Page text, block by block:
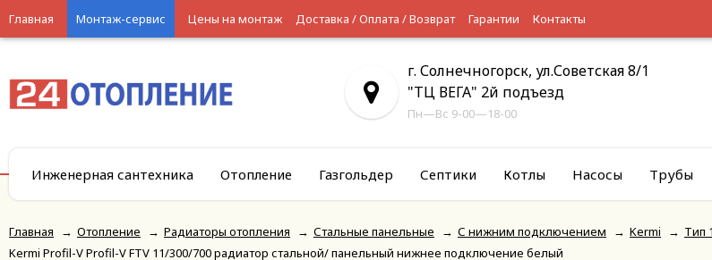
Главная Монтаж-сервис Цены на монтаж Доставка / Оплата / Возврат Гарантии Контакты
г. Солнечногорск, ул.Советская 8/1
"ТЦ ВЕГА" 2й подъезд
Пн—Вс 9-00—18-00
Инженерная сантехника Отопление Газгольдер Септики Котлы Насосы Трубы
Главная → Отопление → Радиаторы отопления → Стальные панельные → С нижним подключением → Kermi → Тип
Kermi Profil-V Profil-V FTV 11/300/700 радиатор стальной/ панельный нижнее подключение белый